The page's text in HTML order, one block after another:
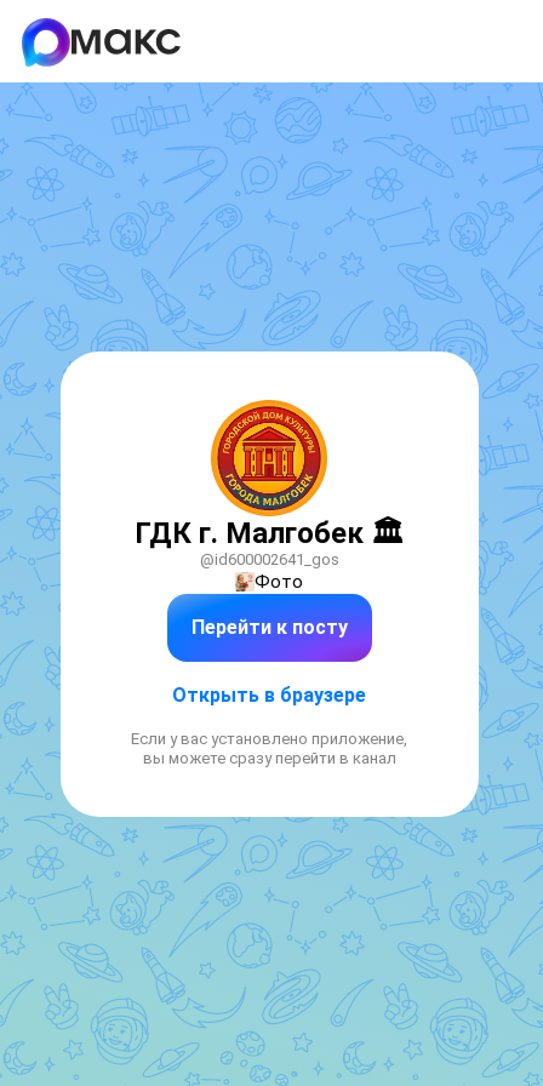
ГДК г. Малгобек 🏛️
@id600002641_gos
Фото
Перейти к посту
Открыть в браузере
Если у вас установлено приложение,
вы можете сразу перейти в канал